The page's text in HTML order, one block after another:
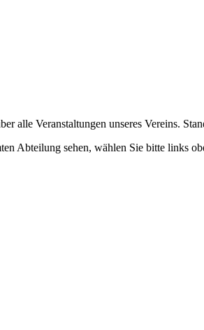
alle Veranstaltungen unseres Vereins.
Abteilung sehen, wählen Sie bitte links